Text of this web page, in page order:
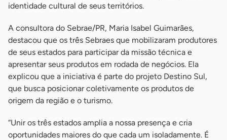
identidade cultural de seus territórios.
A consultora do Sebrae/PR, Maria Isabel Guimarães,
destacou que os três Sebraes que mobilizaram produtores
de seus estados para participar da missão técnica e
apresentar seus produtos em rodada de negócios. Ela
explicou que a iniciativa é parte do projeto Destino Sul,
que busca posicionar coletivamente os produtos de
origem da região e o turismo.
“Unir os três estados amplia a nossa presença e cria
oportunidades maiores do que cada um isoladamente. É